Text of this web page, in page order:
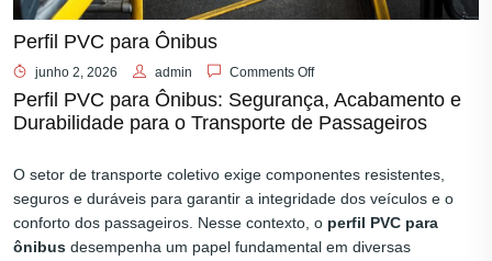
Perfil PVC para Ônibus
junho 2, 2026 admin Comments Off
Perfil PVC para Ônibus: Segurança, Acabamento e
Durabilidade para o Transporte de Passageiros
O setor de transporte coletivo exige componentes resistentes,
seguros e duráveis para garantir a integridade dos veículos e o
conforto dos passageiros. Nesse contexto, o perfil PVC para
ônibus desempenha um papel fundamental em diversas